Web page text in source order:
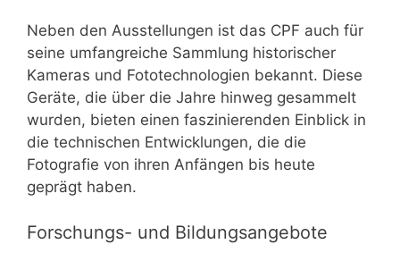
Neben den Ausstellungen ist das CPF auch für
seine umfangreiche Sammlung historischer
Kameras und Fototechnologien bekannt. Diese
Geräte, die über die Jahre hinweg gesammelt
wurden, bieten einen faszinierenden Einblick in
die technischen Entwicklungen, die die
Fotografie von ihren Anfängen bis heute
geprägt haben.
Forschungs- und Bildungsangebote